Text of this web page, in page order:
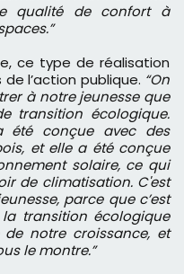
qualité de confort à
ce type de réalisation
l’action publique. “On
à notre jeunesse que
transition écologique.
été conçue avec des
et elle a été conçue
solaire, ce qui
de climatisation. C'est
parce que c’est
transition écologique
notre croissance, et
le montre.”